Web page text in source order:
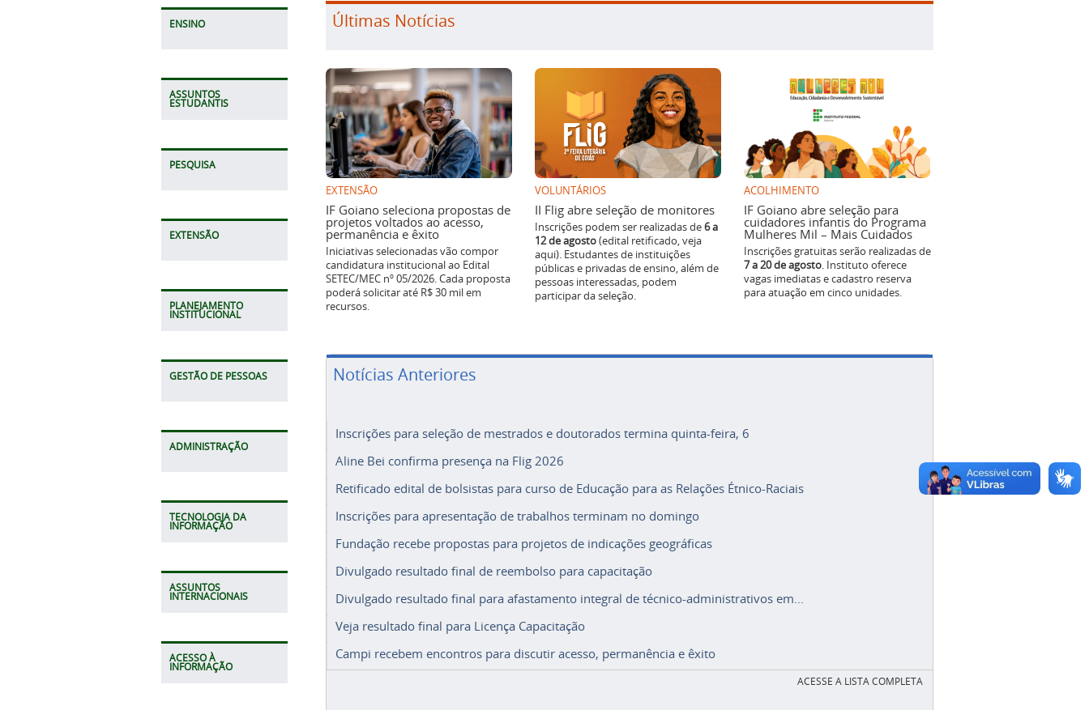
ENSINO
ASSUNTOS
ESTUDANTIS
PESQUISA
EXTENSÃO
PLANEJAMENTO
INSTITUCIONAL
GESTÃO DE PESSOAS
ADMINISTRAÇÃO
TECNOLOGIA DA
INFORMAÇÃO
ASSUNTOS
INTERNACIONAIS
ACESSO À
INFORMAÇÃO
Últimas Notícias
EXTENSÃO
IF Goiano seleciona propostas de
projetos voltados ao acesso,
permanência e êxito
Iniciativas selecionadas vão compor
candidatura institucional ao Edital
SETEC/MEC nº 05/2026. Cada proposta
poderá solicitar até R$ 30 mil em
recursos.
VOLUNTÁRIOS
II Flig abre seleção de monitores
Inscrições podem ser realizadas de6 a
12 de agosto(edital retificado, veja
aqui). Estudantes de instituições
públicas e privadas de ensino, além de
pessoas interessadas, podem
participar da seleção.
ACOLHIMENTO
IF Goiano abre seleção para
cuidadores infantis do Programa
Mulheres Mil – Mais Cuidados
Inscrições gratuitas serão realizadas de
7 a 20 de agosto. Instituto oferece
vagas imediatas e cadastro reserva
para atuação em cinco unidades.
Notícias Anteriores
Inscrições para seleção de mestrados e doutorados termina quinta-feira, 6
Aline Bei confirma presença na Flig 2026
Retificado edital de bolsistas para curso de Educação para as Relações Étnico-Raciais
Inscrições para apresentação de trabalhos terminam no domingo
Fundação recebe propostas para projetos de indicações geográficas
Divulgado resultado final de reembolso para capacitação
Divulgado resultado final para afastamento integral de técnico-administrativos em...
Veja resultado final para Licença Capacitação
Campi recebem encontros para discutir acesso, permanência e êxito
ACESSE A LISTA COMPLETA